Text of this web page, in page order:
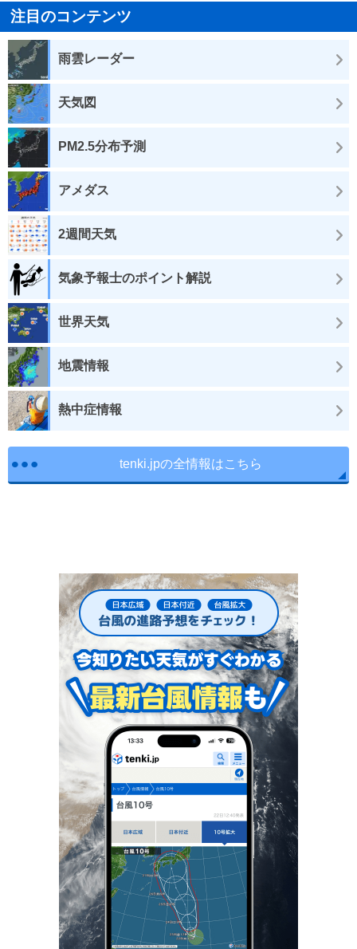
注目のコンテンツ
雨雲レーダー
天気図
PM2.5分布予測
アメダス
2週間天気
気象予報士のポイント解説
世界天気
地震情報
熱中症情報
tenki.jpの全情報はこちら